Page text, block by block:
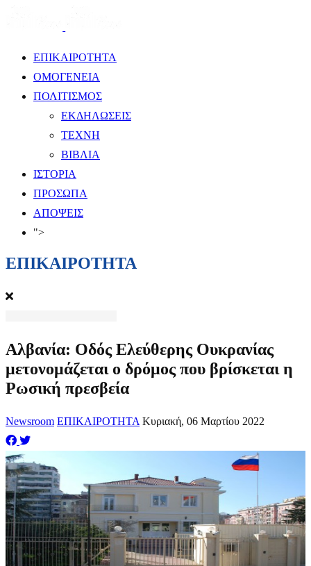
ΕΠΙΚΑΙΡΟΤΗΤΑ
ΟΜΟΓΕΝΕΙΑ
ΠΟΛΙΤΙΣΜΟΣ
ΕΚΔΗΛΩΣΕΙΣ
ΤΕΧΝΗ
ΒΙΒΛΙΑ
ΙΣΤΟΡΙΑ
ΠΡΟΣΩΠΑ
ΑΠΟΨΕΙΣ
">
ΕΠΙΚΑΙΡΟΤΗΤΑ
Αλβανία: Οδός Ελεύθερης Ουκρανίας
μετονομάζεται ο δρόμος που βρίσκεται η
Ρωσική πρεσβεία
Newsroom ΕΠΙΚΑΙΡΟΤΗΤΑ Κυριακή, 06 Μαρτίου 2022